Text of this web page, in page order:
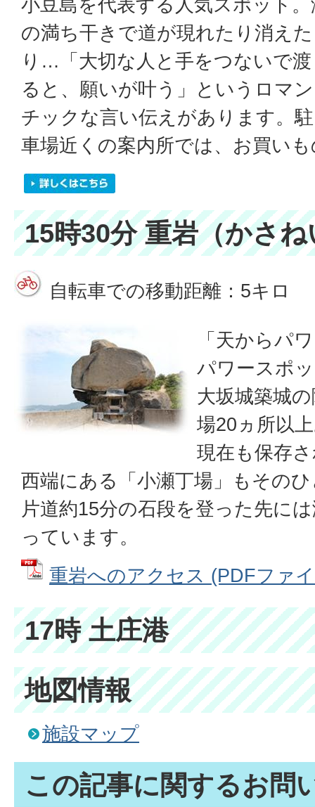
小豆島を代表する人気スポット。
の満ち干きで道が現れたり消えた
り…「大切な人と手をつないで渡
ると、願いが叶う」というロマン
チックな言い伝えがあります。駐
車場近くの案内所では、お買い
15時30分 重岩（かさ
自転車での移動距離：5キロ
「天からパ
パワースポ
大坂城築城
場20ヵ所以
現在も保存
西端にある「小瀬丁場」もその
片道約15分の石段を登った先に
っています。
重岩へのアクセス (PDFファ
17時 土庄港
地図情報
施設マップ
この記事に関するお問